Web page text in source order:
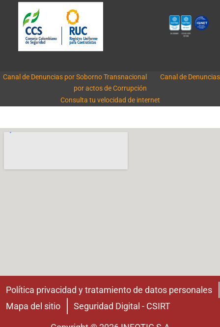
Canal de Denuncias por Soborno Transnacional
Canal de Denuncias
por actos de Corrupción
Consulta tu velocidad de internet
Política privacidad y tratamiento de datos personales
Mapa del sitio
Seguridad Digital - CSIRT